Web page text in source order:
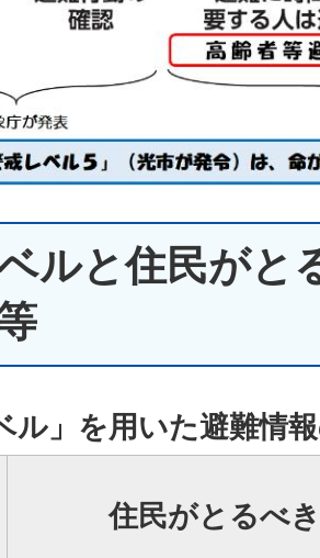
ルと住民がと
ル」を用いた避難情
住民がとるべ